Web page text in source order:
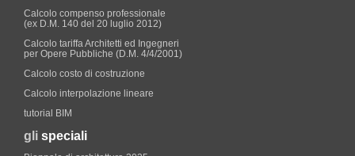
Calcolo compenso professionale
(ex D.M. 140 del 20 luglio 2012)
Calcolo tariffa Architetti ed Ingegneri
per Opere Pubbliche (D.M. 4/4/2001)
Calcolo costo di costruzione
Calcolo interpolazione lineare
tutorial BIM
gli speciali